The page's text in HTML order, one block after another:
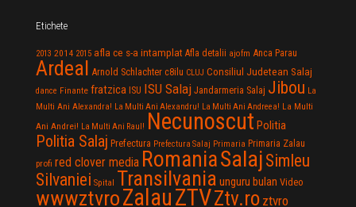
Etichete
2013 2014 2015 afla ce s-a intamplat Afla detalii ajofm Anca Parau
Ardeal Arnold Schlachter c8ilu CLUJ Consiliul Judetean Salaj
dance Finante fratzica ISU ISU Salaj Jandarmeria Salaj Jibou La
Multi Ani Alexandra! La Multi Ani Alexandru! La Multi Ani Andreea! La Multi
Ani Andrei! La Multi Ani Raul! Necunoscut Politia
Politia Salaj Prefectura Prefectura Salaj Primaria Primaria Zalau
profi red clover media RomaniaSalaj Simleu
Silvaniei Spital Transilvania unguru bulan Video
wwwztvroZalauZTVZtv.ro ztvro